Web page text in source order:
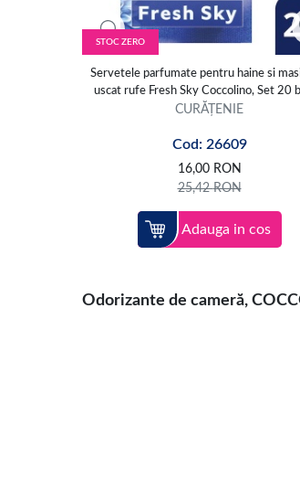
STOC ZERO
Servetele parfumate pentru haine si
uscat rufe Fresh Sky Coccolino, Set 20
CURĂȚENIE
Cod: 26609
16,00 RON
25,42RON
Adauga in cos
Odorizante de cameră,